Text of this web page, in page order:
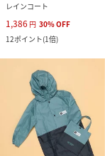
レインコート
1,386 円 30%OFF
12ポイント(1倍)